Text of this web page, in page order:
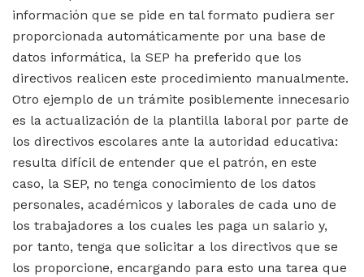
información que se pide en tal formato pudiera ser
proporcionada automáticamente por una base de
datos informática, la SEP ha preferido que los
directivos realicen este procedimiento manualmente.
Otro ejemplo de un trámite posiblemente innecesario
es la actualización de la plantilla laboral por parte de
los directivos escolares ante la autoridad educativa:
resulta difícil de entender que el patrón, en este
caso, la SEP, no tenga conocimiento de los datos
personales, académicos y laborales de cada uno de
los trabajadores a los cuales les paga un salario y,
por tanto, tenga que solicitar a los directivos que se
los proporcione, encargando para esto una tarea que